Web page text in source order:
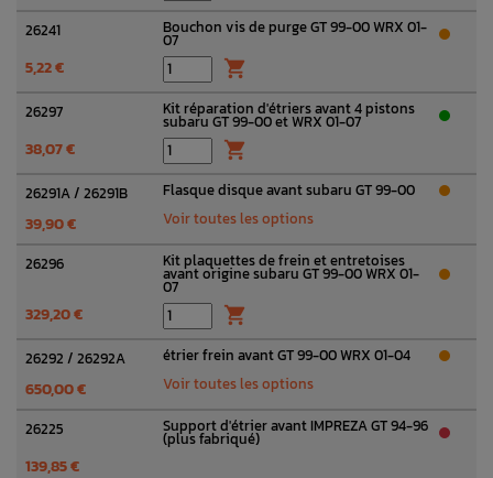
26241 Bouchon vis de purge GT 99-00 WRX 01-
07
5,22 € 
26297 Kit réparation d'étriers avant 4 pistons
subaru GT 99-00 et WRX 01-07
38,07 € 
26291A / 26291B Flasque disque avant subaru GT 99-00
39,90 € Voir toutes les options
26296 Kit plaquettes de frein et entretoises
avant origine subaru GT 99-00 WRX 01-
07
329,20 € 
26292 / 26292A étrier frein avant GT 99-00 WRX 01-04
650,00 € Voir toutes les options
26225 Support d'étrier avant IMPREZA GT 94-96
(plus fabriqué)
139,85 €